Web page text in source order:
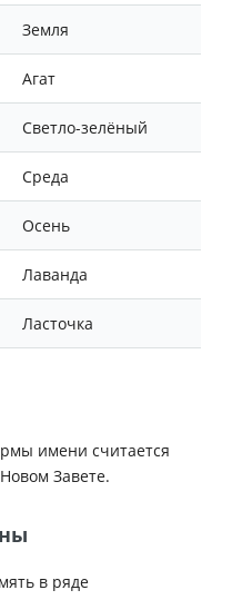
Земля
Агат
Светло-зелёный
Среда
Осень
Лаванда
Ласточка
имени считается
Завете.
в ряде